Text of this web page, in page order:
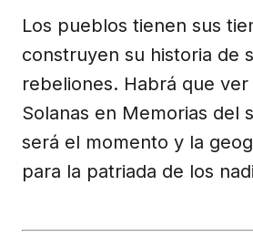
Los pueblos tienen sus
construyen su historia de
rebeliones. Habrá que ver
Solanas en Memorias del
será el momento y la
para la patriada de los